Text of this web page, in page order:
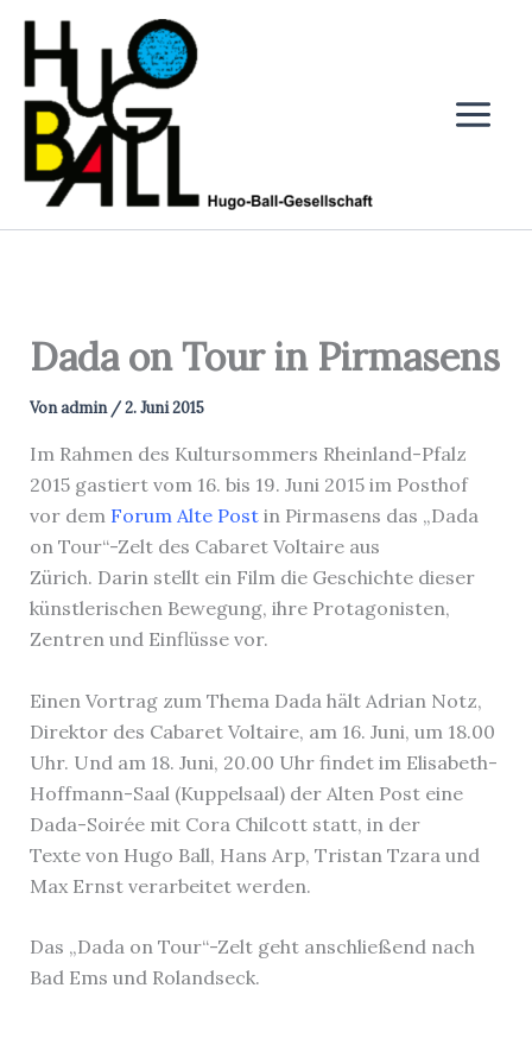
Zum
Inhalt
Dada on Tour in Pirmasens
Vonadmin /2. Juni 2015
Im Rahmen des Kultursommers Rheinland-Pfalz
2015 gastiert vom 16. bis 19. Juni 2015 im Posthof
vor dem Forum Alte Postin Pirmasens das „Dada
on Tour“-Zelt des Cabaret Voltaire aus
Zürich. Darin stellt ein Film die Geschichte dieser
künstlerischen Bewegung, ihre Protagonisten,
Zentren und Einflüsse vor.
Einen Vortrag zum Thema Dada hält Adrian Notz,
Direktor des Cabaret Voltaire, am 16. Juni, um 18.00
Uhr. Und am 18. Juni, 20.00 Uhr findet im Elisabeth-
Hoffmann-Saal (Kuppelsaal) der Alten Post eine
Dada-Soirée mit Cora Chilcott statt, in der
Texte von Hugo Ball, Hans Arp, Tristan Tzara und
Max Ernst verarbeitet werden.
Das „Dada on Tour“-Zelt geht anschließend nach
Bad Ems und Rolandseck.